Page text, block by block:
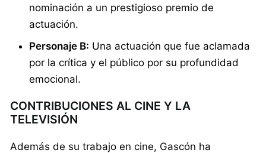
nominación a un prestigioso premio de
actuación.
Personaje B: Una actuación que fue aclamada
por la crítica y el público por su profundidad
emocional.
CONTRIBUCIONES AL CINE Y LA
TELEVISIÓN
Además de su trabajo en cine, Gascón ha